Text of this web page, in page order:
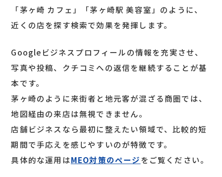
「茅ヶ崎 カフェ」「茅ヶ崎駅 美容室」のように、
近くの店を探す検索で効果を発揮します。
Googleビジネスプロフィールの情報を充実させ、
写真や投稿、クチコミへの返信を継続することが基
本です。
茅ヶ崎のように来街者と地元客が混ざる商圏では、
地図経由の来店は無視できません。
店舗ビジネスなら最初に整えたい領域で、比較的短
期間で手応えを感じやすいのが特徴です。
具体的な運用はMEO対策のページをご覧ください。